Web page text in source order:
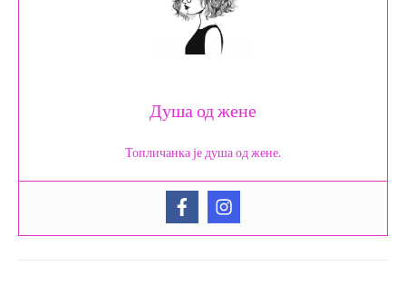
Душа од жене
Топличанка је душа од жене.